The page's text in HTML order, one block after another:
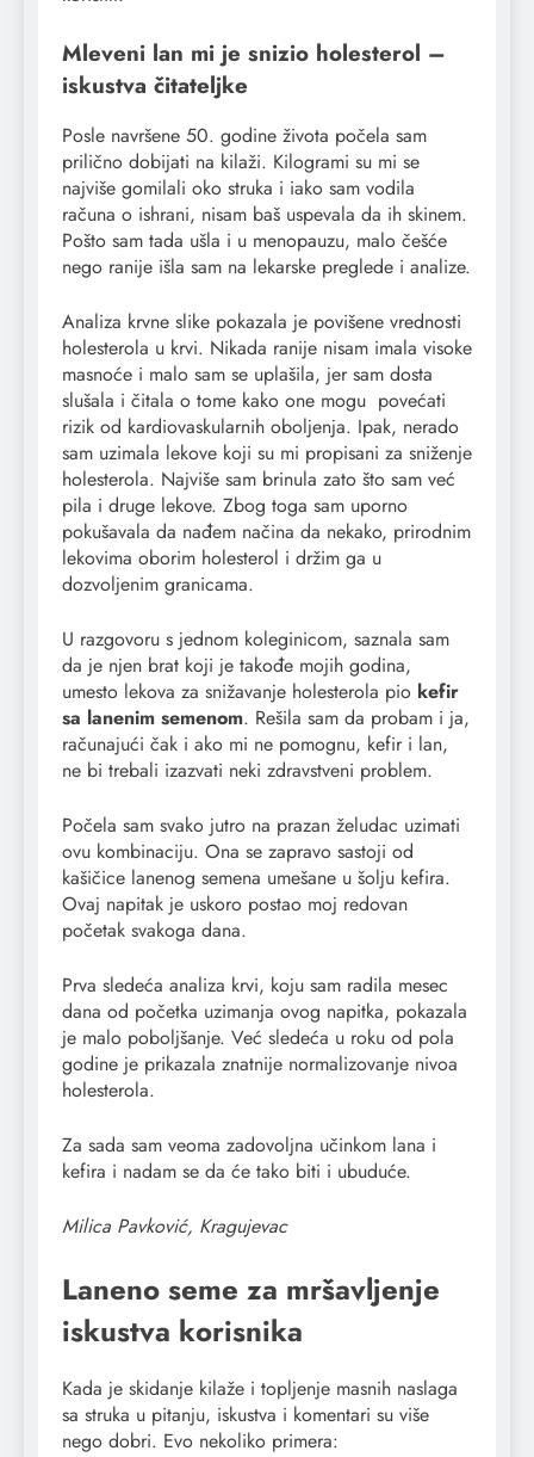
Mleveni lan mi je snizio holesterol –
iskustva čitateljke
Posle navršene 50. godine života počela sam
prilično dobijati na kilaži. Kilogrami su mi se
najviše gomilali oko struka i iako sam vodila
računa o ishrani, nisam baš uspevala da ih skinem.
Pošto sam tada ušla i u menopauzu, malo češće
nego ranije išla sam na lekarske preglede i analize.
Analiza krvne slike pokazala je povišene vrednosti
holesterola u krvi. Nikada ranije nisam imala visoke
masnoće i malo sam se uplašila, jer sam dosta
slušala i čitala o tome kako one mogu povećati
rizik od kardiovaskularnih oboljenja. Ipak, nerado
sam uzimala lekove koji su mi propisani za sniženje
holesterola. Najviše sam brinula zato što sam već
pila i druge lekove. Zbog toga sam uporno
pokušavala da nađem načina da nekako, prirodnim
lekovima oborim holesterol i držim ga u
dozvoljenim granicama.
U razgovoru s jednom koleginicom, saznala sam
da je njen brat koji je takođe mojih godina,
umesto lekova za snižavanje holesterola pio kefir
sa lanenim semenom. Rešila sam da probam i ja,
računajući čak i ako mi ne pomognu, kefir i lan,
ne bi trebali izazvati neki zdravstveni problem.
Počela sam svako jutro na prazan želudac uzimati
ovu kombinaciju. Ona se zapravo sastoji od
kašičice lanenog semena umešane u šolju kefira.
Ovaj napitak je uskoro postao moj redovan
početak svakoga dana.
Prva sledeća analiza krvi, koju sam radila mesec
dana od početka uzimanja ovog napitka, pokazala
je malo poboljšanje. Već sledeća u roku od pola
godine je prikazala znatnije normalizovanje nivoa
holesterola.
Za sada sam veoma zadovoljna učinkom lana i
kefira i nadam se da će tako biti i ubuduće.
Milica Pavković, Kragujevac
Laneno seme za mršavljenje
iskustva korisnika
Kada je skidanje kilaže i topljenje masnih naslaga
sa struka u pitanju, iskustva i komentari su više
nego dobri. Evo nekoliko primera: